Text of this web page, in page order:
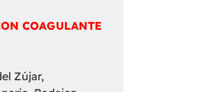
COAGULANTE
Zújar,